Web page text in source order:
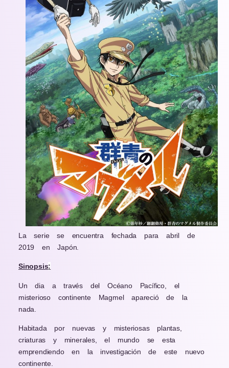
La serie se encuentra fechada para abril de
2019 en Japón.
Sinopsis:
Un dia a través del Océano Pacífico, el
misterioso continente Magmel apareció de la
nada.
Habitada por nuevas y misteriosas plantas,
criaturas y minerales, el mundo se esta
emprendiendo en la investigación de este nuevo
continente.